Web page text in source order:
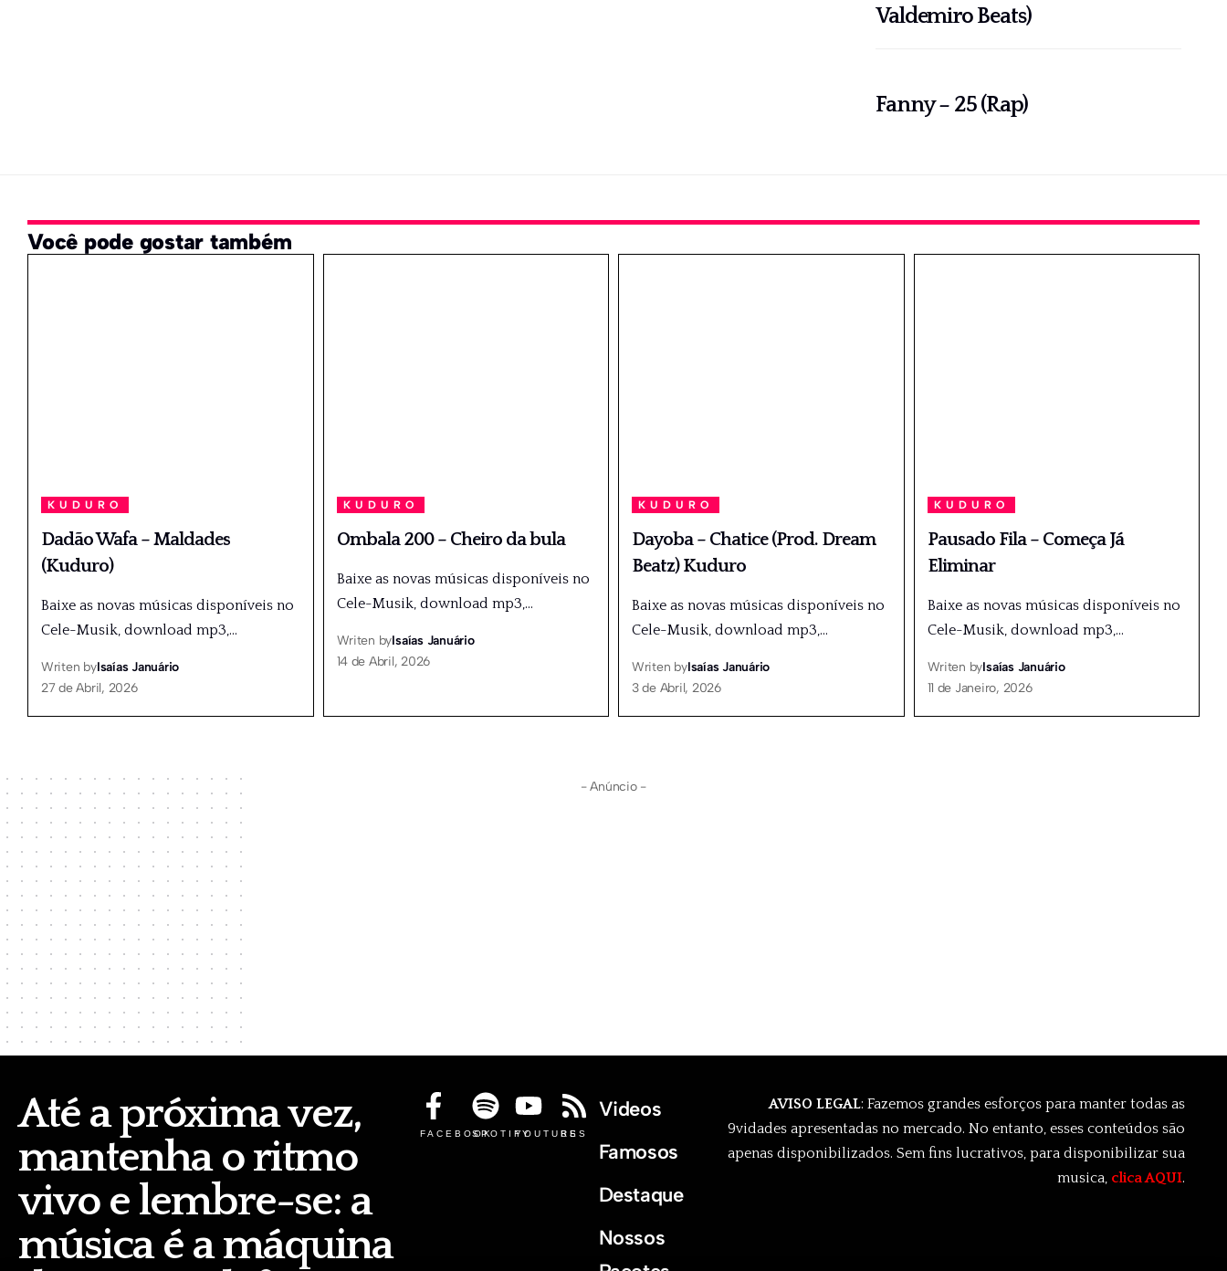
Valdemiro Beats)
Fanny – 25 (Rap)
Você pode gostar também
KUDURO
Dadão Wafa – Maldades
(Kuduro)
Baixe as novas músicas disponíveis no
Cele-Musik, download mp3,…
Writen byIsaías Januário
27 de Abril, 2026
KUDURO
Ombala 200 – Cheiro da bula
Baixe as novas músicas disponíveis no
Cele-Musik, download mp3,…
Writen byIsaías Januário
14 de Abril, 2026
KUDURO
Dayoba – Chatice (Prod. Dream
Beatz) Kuduro
Baixe as novas músicas disponíveis no
Cele-Musik, download mp3,…
Writen byIsaías Januário
3 de Abril, 2026
KUDURO
Pausado Fila – Começa Já
Eliminar
Baixe as novas músicas disponíveis no
Cele-Musik, download mp3,…
Writen byIsaías Januário
11 de Janeiro, 2026
- Anúncio -
Até a próxima vez,
mantenha o ritmo
vivo e lembre-se: a
música é a máquina
FACEBOOKSPOTIFYYOUTUBE
RSS
Videos
Famosos
Destaque
Nossos
AVISO LEGAL: Fazemos grandes esforços para manter todas as
9vidades apresentadas no mercado. No entanto, esses conteúdos são
apenas disponibilizados. Sem fins lucrativos, para disponibilizar sua
musica, clica AQUI.